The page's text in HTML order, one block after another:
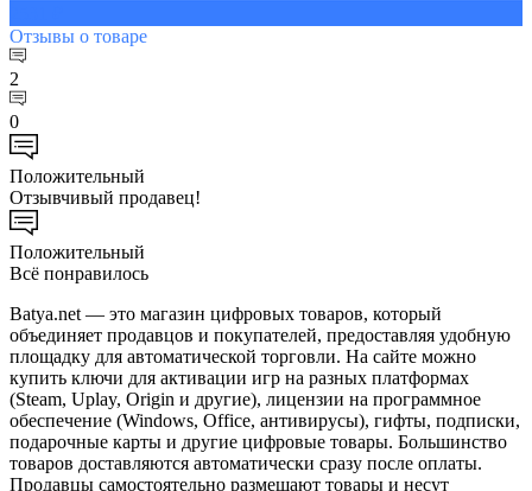
Отзывы о товаре
2
0
Положительный
Отзывчивый продавец!
Положительный
Всё понравилось
Batya.net — это магазин цифровых товаров, который
объединяет продавцов и покупателей, предоставляя удобную
площадку для автоматической торговли. На сайте можно
купить ключи для активации игр на разных платформах
(Steam, Uplay, Origin и другие), лицензии на программное
обеспечение (Windows, Office, антивирусы), гифты, подписки,
подарочные карты и другие цифровые товары. Большинство
товаров доставляются автоматически сразу после оплаты.
Продавцы самостоятельно размещают товары и несут